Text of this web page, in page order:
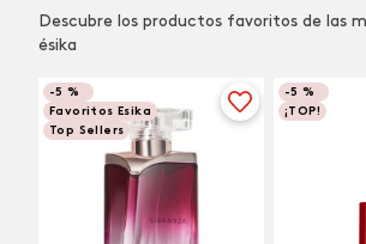
Descubre los productos favoritos de las
ésika
-5 %
Favoritos Esika
Top Sellers
-5 %
¡TOP!